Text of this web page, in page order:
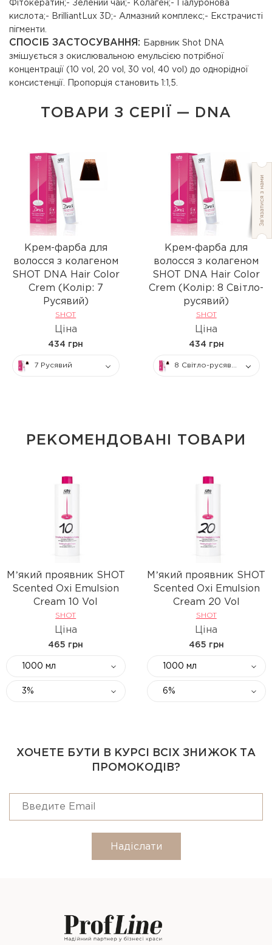
Фітокератин;- Зелений чай;- Колаген;- Гіалуронова
кислота;- BrilliantLux 3D;- Алмазний комплекс;- Екстрачисті
пігменти.
СПОСІБ ЗАСТОСУВАННЯ:
Барвник Shot DNA
змішується з окислювальною емульсією потрібної
концентрації (10 vol, 20 vol, 30 vol, 40 vol) до однорідної
консистенції. Пропорція становить 1:1,5.
ТОВАРИ З СЕРІЇ — DNA
Крем-фарба для
волосся з колагеном
SHOT DNA Hair Color
Crem (Колір: 7
Русявий)
SHOT
Ціна
434 грн
7 Русявий
Крем-фарба для
волосся з колагеном
SHOT DNA Hair Color
Crem (Колір: 8 Світло-
русявий)
SHOT
Ціна
434 грн
РЕКОМЕНДОВАНІ ТОВАРИ
Мʼякий проявник SHOT
Scented Oxi Emulsion
Cream 10 Vol
SHOT
Ціна
465 грн
1000 мл
3%
Мʼякий проявник SHOT
Scented Oxi Emulsion
Cream 20 Vol
SHOT
Ціна
465 грн
1000 мл
6%
ХОЧЕТЕ БУТИ В КУРСІ ВСІХ ЗНИЖОК ТА
ПРОМОКОДІВ?
Надіслати